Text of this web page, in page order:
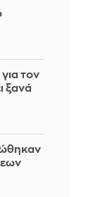
για τον
ξανά